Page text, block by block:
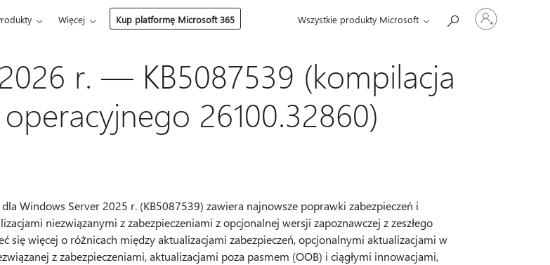
Więcej Kup platformę Microsoft 365 Wszystkie produkty Microsoft
Zaloguj
się
do
r. — KB5087539 (kompilacja
26100.32860)
Windows Server 2025 r. (KB5087539) zawiera najnowsze poprawki zabezpieczeń i
niezwiązanymi z zabezpieczeniami z opcjonalnej wersji zapoznawczej z zeszłego
się więcej o różnicach między aktualizacjami zabezpieczeń, opcjonalnymi aktualizacjami w
z zabezpieczeniami, aktualizacjami poza pasmem (OOB) i ciągłymi innowacjami,